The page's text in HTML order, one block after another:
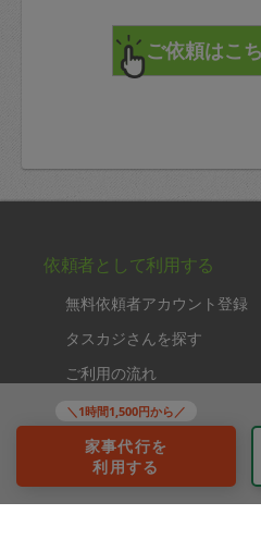
＼1時間1,500円から／
家事代行を
利用する
依頼者として利用する
無料依頼者アカウント登録
タスカジさんを探す
ご利用の流れ
利用シーンの例
FAQ